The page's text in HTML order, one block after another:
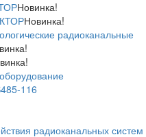
Новинка!
Новинка!
радиоканальные
116
радиоканальных систем